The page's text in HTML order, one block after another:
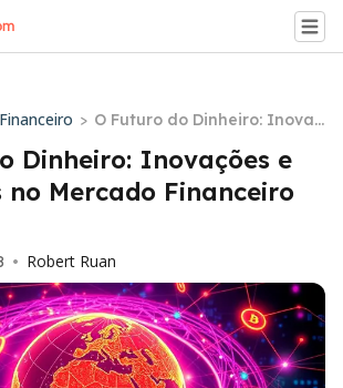
> O Futuro do Dinheiro: Inovaç
ões e Tendências no Mercad
o Financeiro Mundial
Dinheiro: Inovações e
no Mercado Financeiro
• Robert Ruan